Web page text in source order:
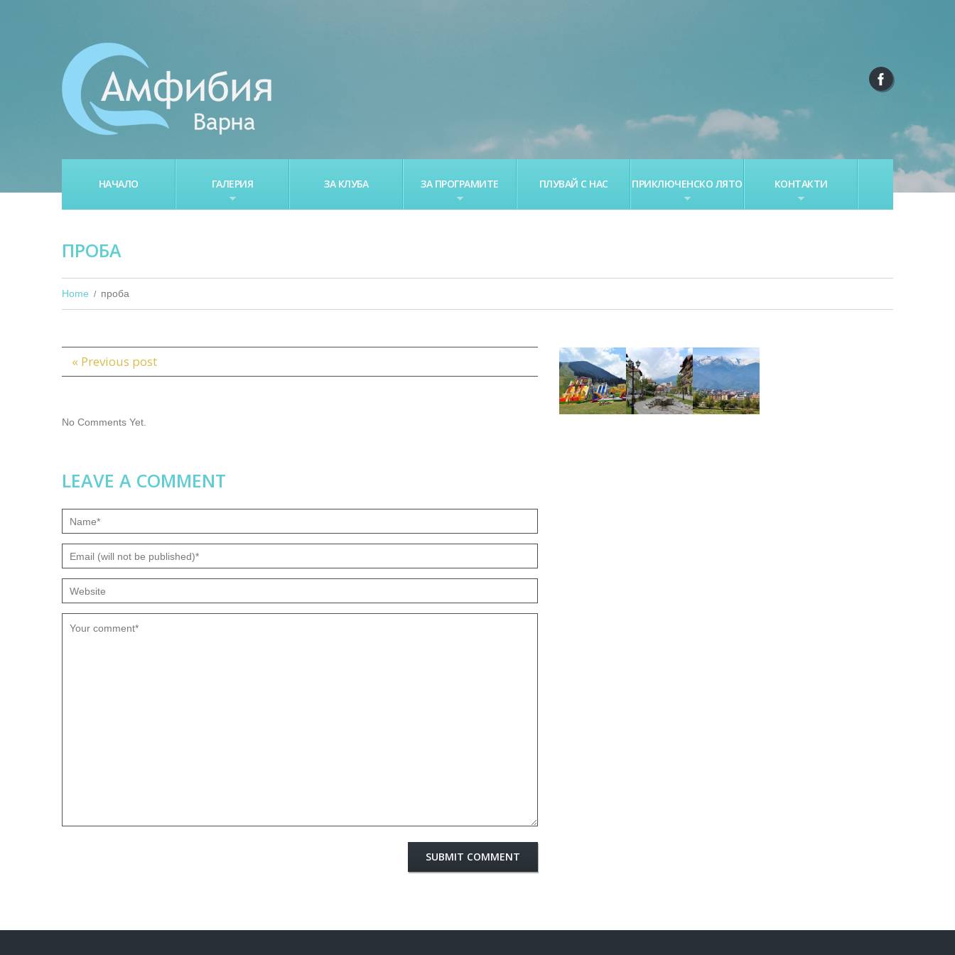
НАЧАЛО ГАЛЕРИЯ ЗА КЛУБА ЗА ПРОГРАМИТЕ ПЛУВАЙ С НАС ПРИКЛЮЧЕНСКО ЛЯТО КОНТАКТИ
ПРОБА
Home проба
« Previous post
No Comments Yet.
LEAVE A COMMENT